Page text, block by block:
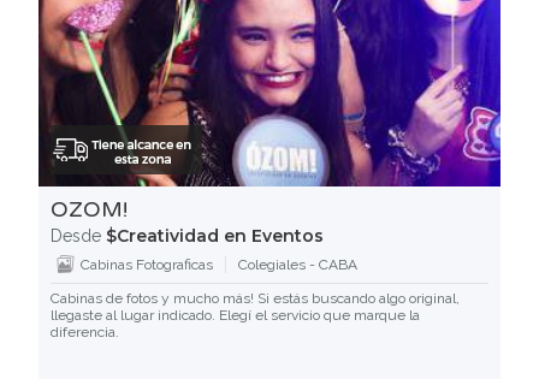
OZOM!
Desde $Creatividad en Eventos
Cabinas Fotograficas
Colegiales - CABA
Cabinas de fotos y mucho más! Si estás buscando algo original,
llegaste al lugar indicado. Elegí el servicio que marque la
diferencia.